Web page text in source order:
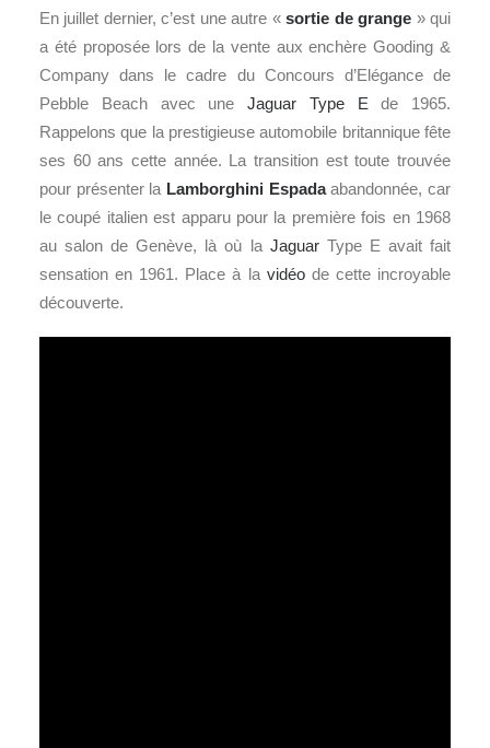
En juillet dernier, c’est une autre «sortie de grange » qui
a été proposée lors de la vente aux enchère Gooding &
Company dans le cadre du Concours d’Elégance de
Pebble Beach avec une Jaguar Type E de 1965.
Rappelons que la prestigieuse automobile britannique fête
ses 60 ans cette année. La transition est toute trouvée
pour présenter la Lamborghini Espadaabandonnée, car
le coupé italien est apparu pour la première fois en 1968
au salon de Genève, là où la JaguarType E avait fait
sensation en 1961. Place à la vidéode cette incroyable
découverte.